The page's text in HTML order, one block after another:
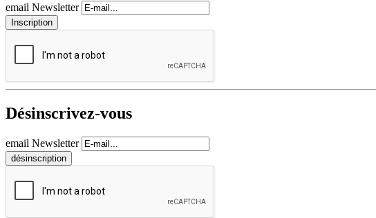
email Newsletter
Désinscrivez-vous
email Newsletter